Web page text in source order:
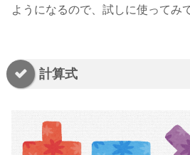
ようになるので、試しに使ってみ
計算式